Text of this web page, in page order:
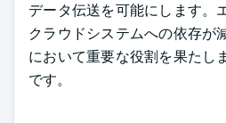
データ伝送を可能にします。
クラウドシステムへの依存が
において重要な役割を果たし
です。